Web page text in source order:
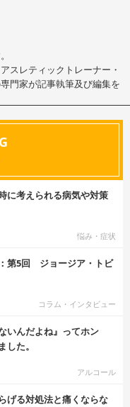
スレティックトレーナー・
門家が記事執筆及び編集を
に考えられる病気や対策
悩み・症状
第5回 ジョージア・トビ
コラム・インタビュー
いんだよね』ってホン
した。
アルコール
げる対処法と痛くならな